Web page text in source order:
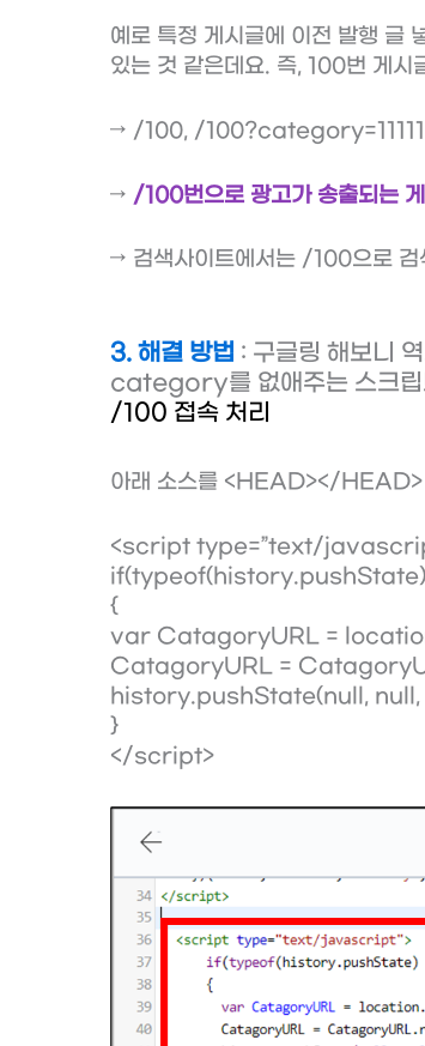
예로 특정 게시글에 이전 발행
있는 것 같은데요. 즉, 100번 게
→ /100, /100?category=11111
→ /100번으로 광고가 송출되는
→ 검색사이트에서는 /100으로 검
3. 해결 방법 : 구글링 해보니
category를 없애주는 스크립
/100 접속 처리
아래 소스를 <HEAD></HEAD>
<script type=”text/
if(typeof(history.pushState)
{
var CatagoryURL =
CatagoryURL =
history.pushState(null,
}
</script>